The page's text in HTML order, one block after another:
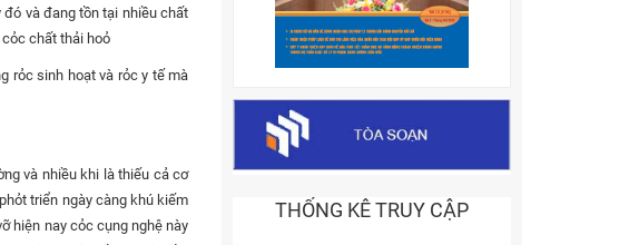
và đang tồn tại nhiều chất
chất thải hoỏ
rỏc sinh hoạt và rỏc y tế mà
và nhiều khi là thiếu cả cơ
triển ngày càng khú kiếm
hiện nay cỏc cụng nghệ này
THỐNG KÊ TRUY CẬP